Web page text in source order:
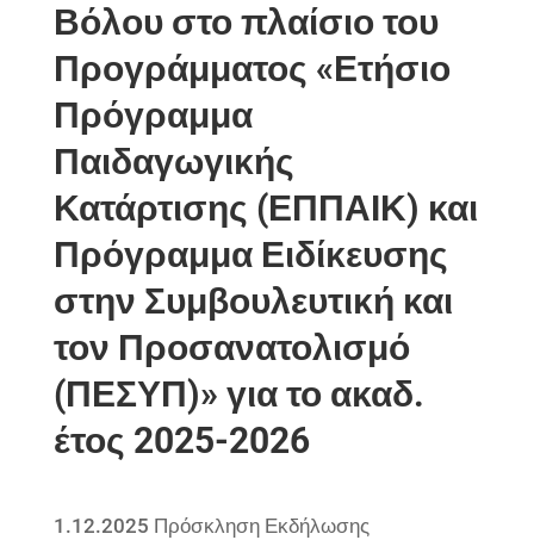
Βόλου στο πλαίσιο του
Προγράμματος «Ετήσιο
Πρόγραμμα
Παιδαγωγικής
Κατάρτισης (ΕΠΠΑΙΚ) και
Πρόγραμμα Ειδίκευσης
στην Συμβουλευτική και
τον Προσανατολισμό
(ΠΕΣΥΠ)» για το ακαδ.
έτος 2025-2026
1.12.2025 Πρόσκληση Εκδήλωσης